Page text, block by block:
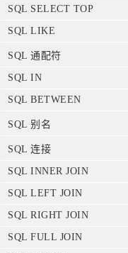
SQL SELECT TOP
SQL LIKE
SQL 通配符
SQL IN
SQL BETWEEN
SQL 别名
SQL 连接
SQL INNER JOIN
SQL LEFT JOIN
SQL RIGHT JOIN
SQL FULL JOIN